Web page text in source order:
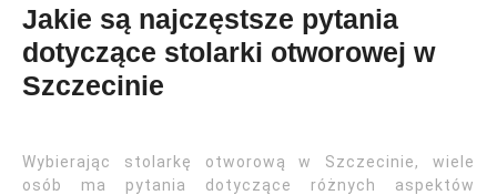
Jakie są najczęstsze pytania
dotyczące stolarki otworowej w
Szczecinie
Wybierając stolarkę otworową w Szczecinie, wiele
osób ma pytania dotyczące różnych aspektów